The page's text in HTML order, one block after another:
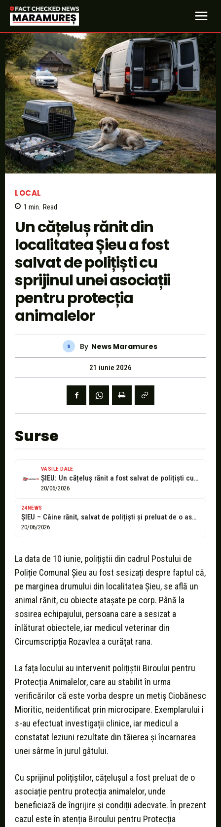
LOCAL
1 min. Read
Un cățeluș rănit din
localitatea Șieu a fost
salvat de polițiști cu
sprijinul unei asociații
pentru protecția
animalelor
By News Maramures
21 iunie 2026
Surse
VASILE DALE
ȘIEU: Un cățeluș rănit a fost salvat de polițiști cu sprijinul unei...
20/06/2026
24NEWS
ȘIEU – Câine rănit, salvat de polițiști și preluat de o asociație...
20/06/2026
La data de 10 iunie, polițiștii din cadrul Postului de
Poliție Comunal Șieu au fost sesizați despre faptul că,
pe marginea drumului din localitatea Șieu, se află un
animal rănit, cu obiecte atașate pe corp. Până la
sosirea echipajului, persoana care a sesizat a
înlăturat obiectele, iar medicul veterinar din
Circumscripția Rozavlea a curățat rana.
La fața locului au intervenit polițiștii Biroului pentru
Protecția Animalelor, care au stabilit în urma
verificărilor că este vorba despre un metiș Ciobănesc
Mioritic, neidentificat prin microcipare. Exemplarului i
s-au efectuat investigații clinice, iar medicul a
constatat leziuni rezultate din tăierea și încarnarea
unei sârme în jurul gâtului.
Cu sprijinul polițiștilor, cățelușul a fost preluat de o
asociație pentru protecția animalelor, unde
beneficiază de îngrijire și condiții adecvate. În prezent
cazul este în atenția Biroului pentru Protecția